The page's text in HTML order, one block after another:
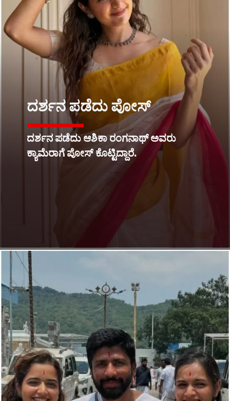
ದರ್ಶನ ಪಡೆದು ಆಶಿಕಾ ರಂಗನಾಥ್ ಅವರು
ಕ್ಯಾಮೆರಾಗೆ ಪೋಸ್ ಕೊಟ್ಟಿದ್ದಾರೆ.
ದರ್ಶನ ಪಡೆದು ಪೋಸ್